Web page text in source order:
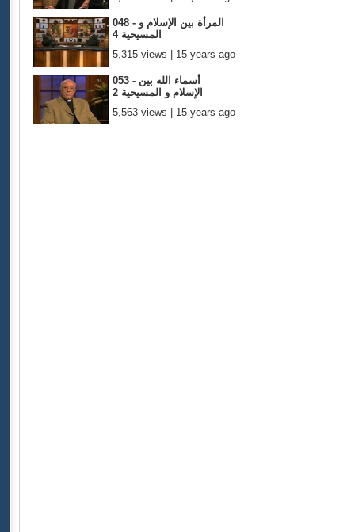
048 - المرأة بين الإسلام و
المسيحية 4
5,315 views | 15 years ago
053 - أسماء الله بين
الإسلام و المسيحية 2
5,563 views | 15 years ago